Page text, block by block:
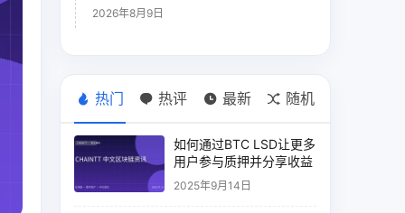
2026年8月9日
热门 热评 最新 随机
如何通过BTC LSD让更多
用户参与质押并分享收益
2025年9月14日